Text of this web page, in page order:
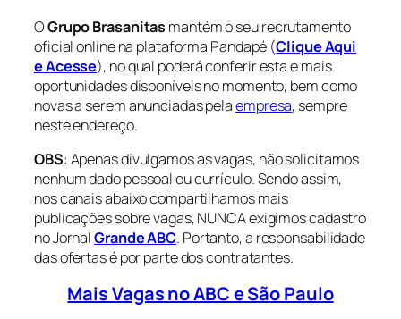
OGrupo Brasanitas mantém o seu recrutamento
oficial online na plataforma Pandapé (Clique Aqui
e Acesse), no qual poderá conferir esta e mais
oportunidades disponíveis no momento, bem como
novas a serem anunciadas pelaempresa, sempre
neste endereço.
OBS: Apenas divulgamos as vagas, não solicitamos
nenhum dado pessoal ou currículo. Sendo assim,
nos canais abaixo compartilhamos mais
publicações sobre vagas, NUNCA exigimos cadastro
no JornalGrande ABC. Portanto, a responsabilidade
das ofertas é por parte dos contratantes.
Mais Vagas no ABC e São Paulo